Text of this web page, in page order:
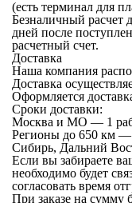
(есть терминал для
Безналичный расчет
дней после
расчетный счет.
Доставка
Наша компания
Доставка
Оформляется
Сроки доставки:
Москва и МО — 1
Регионы до 650 км —
Сибирь, Дальний
Если вы забираете
необходимо будет
согласовать время
При заказе на сумму